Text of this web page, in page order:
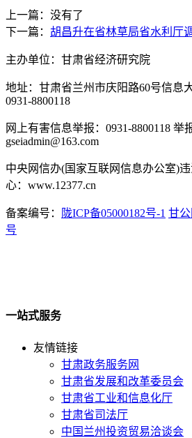
上一篇：没有了
下一篇： 胡昌升在省林草局省水利厅
主办单位：甘肃省经济研究院
地址：甘肃省兰州市庆阳路60号信息
0931-8800118
网上有害信息举报：0931-8800118 举
gseiadmin@163.com
中央网信办(国家互联网信息办公室)
心：www.12377.cn
备案编号： 陇ICP备05000182号-1 甘公
号
一站式服务
友情链接
甘肃政务服务网
甘肃省发展和改革委员会
甘肃省工业和信息化厅
甘肃省司法厅
中国兰州投资贸易洽谈会